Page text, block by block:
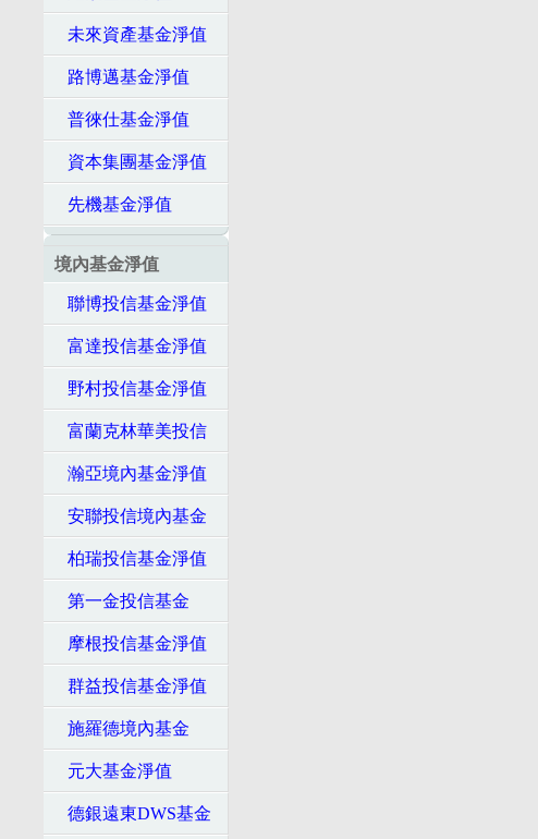
未來資產基金淨值
路博邁基金淨值
普徠仕基金淨值
資本集團基金淨值
先機基金淨值
境內基金淨值
聯博投信基金淨值
富達投信基金淨值
野村投信基金淨值
富蘭克林華美投信
瀚亞境內基金淨值
安聯投信境內基金
柏瑞投信基金淨值
第一金投信基金
摩根投信基金淨值
群益投信基金淨值
施羅德境內基金
元大基金淨值
德銀遠東DWS基金